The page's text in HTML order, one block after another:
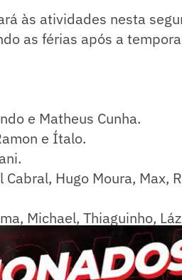
às atividades nesta
as férias após a
e Matheus Cunha.
e Ítalo.
Cabral, Hugo Moura, Max,
Michael, Thiaguinho,